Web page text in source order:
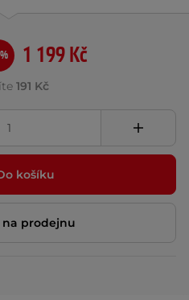
1 199 Kč
191 Kč
košíku
prodejnu